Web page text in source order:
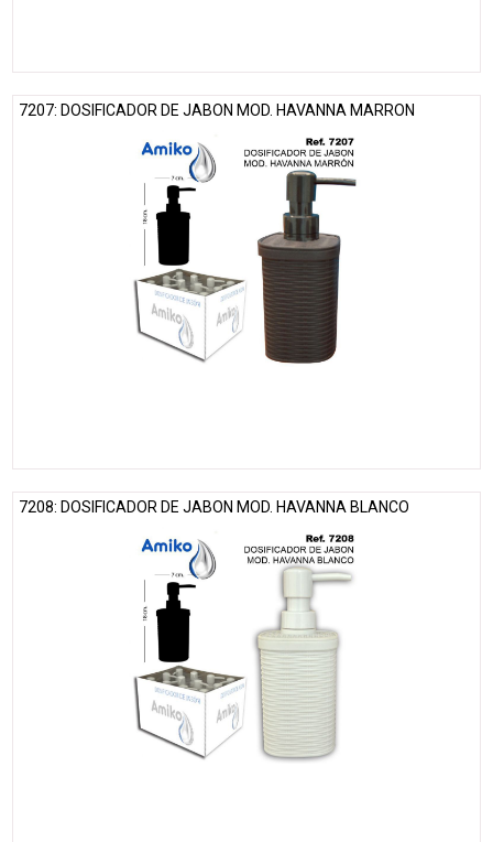
7207: DOSIFICADOR DE JABON MOD. HAVANNA MARRON
7208: DOSIFICADOR DE JABON MOD. HAVANNA BLANCO